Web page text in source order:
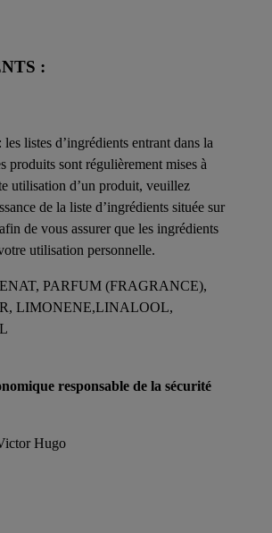
:
listes d’ingrédients entrant dans la
produits sont régulièrement mises à
utilisation d’un produit, veuillez
de la liste d’ingrédients située sur
de vous assurer que les ingrédients
utilisation personnelle.
PARFUM (FRAGRANCE),
LIMONENE,LINALOOL,
responsable de la sécurité
Hugo